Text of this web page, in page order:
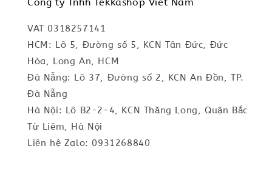
Cong ty Tnhh Tekkashop Viet Nam
VAT 0318257141
HCM: Lô 5, Đường số 5, KCN Tân Đức, Đức
Hòa, Long An, HCM
Đà Nẵng: Lô 37, Đường số 2, KCN An Đồn, TP.
Đà Nẵng
Hà Nội: Lô B2-2-4, KCN Thăng Long, Quận Bắc
Từ Liêm, Hà Nội
Liên hệ Zalo: 0931268840